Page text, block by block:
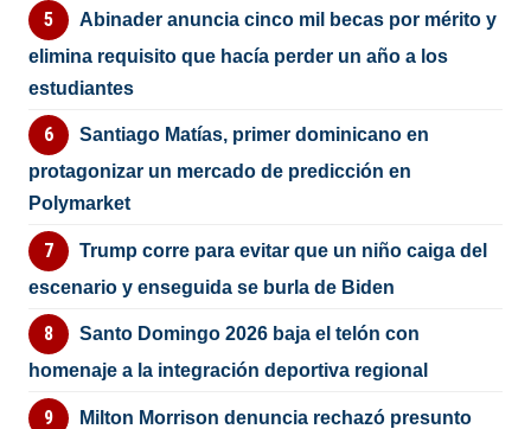
Abinader anuncia cinco mil becas por mérito y
elimina requisito que hacía perder un año a los
estudiantes
Santiago Matías, primer dominicano en
protagonizar un mercado de predicción en
Polymarket
Trump corre para evitar que un niño caiga del
escenario y enseguida se burla de Biden
Santo Domingo 2026 baja el telón con
homenaje a la integración deportiva regional
Milton Morrison denuncia rechazó presunto